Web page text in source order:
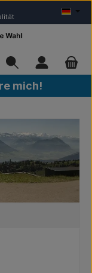
mich!